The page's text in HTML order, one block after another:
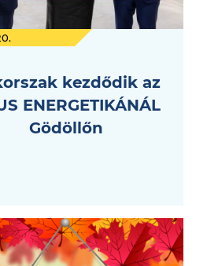
kezdődik az
ENERGETIKÁNÁL
Gödöllőn